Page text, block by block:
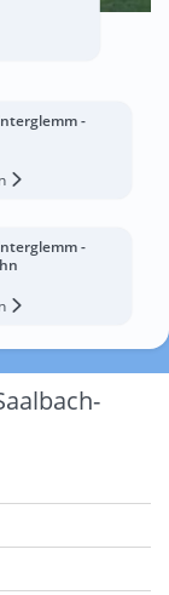
-
-